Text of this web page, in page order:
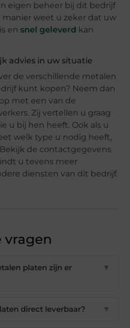
eigen beheer bij dit bedrijf
manier weet u zeker dat uw
ensnel geleverd kan
advies in uw situatie
de verschillende metalen
kunt kopen? Neem dan
met een van de
Zij vertellen u graag
u bij hen heeft. Ook als u
welk type u nodig heeft,
de contactgegevens
u tevens meer
diensten van dit bedrijf.
vragen
platen zijn er
▼
direct leverbaar? ▼